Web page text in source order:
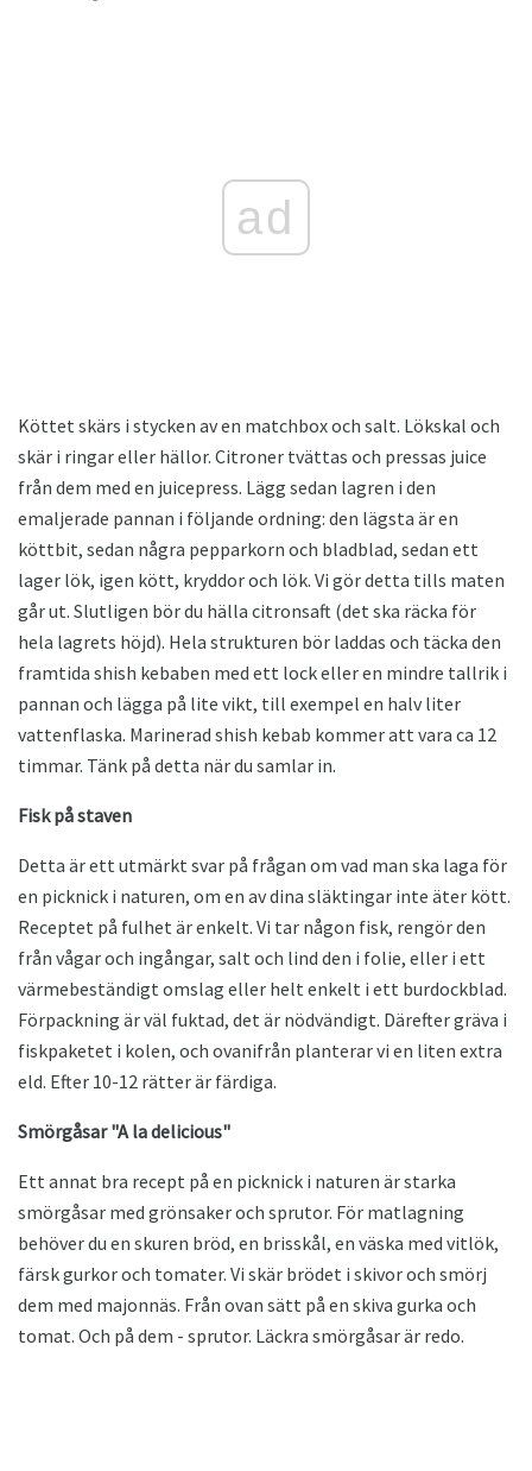
ad
Köttet skärs i stycken av en matchbox och salt. Lökskal och
skär i ringar eller hällor. Citroner tvättas och pressas juice
från dem med en juicepress. Lägg sedan lagren i den
emaljerade pannan i följande ordning: den lägsta är en
köttbit, sedan några pepparkorn och bladblad, sedan ett
lager lök, igen kött, kryddor och lök. Vi gör detta tills maten
går ut. Slutligen bör du hälla citronsaft (det ska räcka för
hela lagrets höjd). Hela strukturen bör laddas och täcka den
framtida shish kebaben med ett lock eller en mindre tallrik i
pannan och lägga på lite vikt, till exempel en halv liter
vattenflaska. Marinerad shish kebab kommer att vara ca 12
timmar. Tänk på detta när du samlar in.
Fisk på staven
Detta är ett utmärkt svar på frågan om vad man ska laga för
en picknick i naturen, om en av dina släktingar inte äter kött.
Receptet på fulhet är enkelt. Vi tar någon fisk, rengör den
från vågar och ingångar, salt och lind den i folie, eller i ett
värmebeständigt omslag eller helt enkelt i ett burdockblad.
Förpackning är väl fuktad, det är nödvändigt. Därefter gräva i
fiskpaketet i kolen, och ovanifrån planterar vi en liten extra
eld. Efter 10-12 rätter är färdiga.
Smörgåsar "A la delicious"
Ett annat bra recept på en picknick i naturen är starka
smörgåsar med grönsaker och sprutor. För matlagning
behöver du en skuren bröd, en brisskål, en väska med vitlök,
färsk gurkor och tomater. Vi skär brödet i skivor och smörj
dem med majonnäs. Från ovan sätt på en skiva gurka och
tomat. Och på dem - sprutor. Läckra smörgåsar är redo.